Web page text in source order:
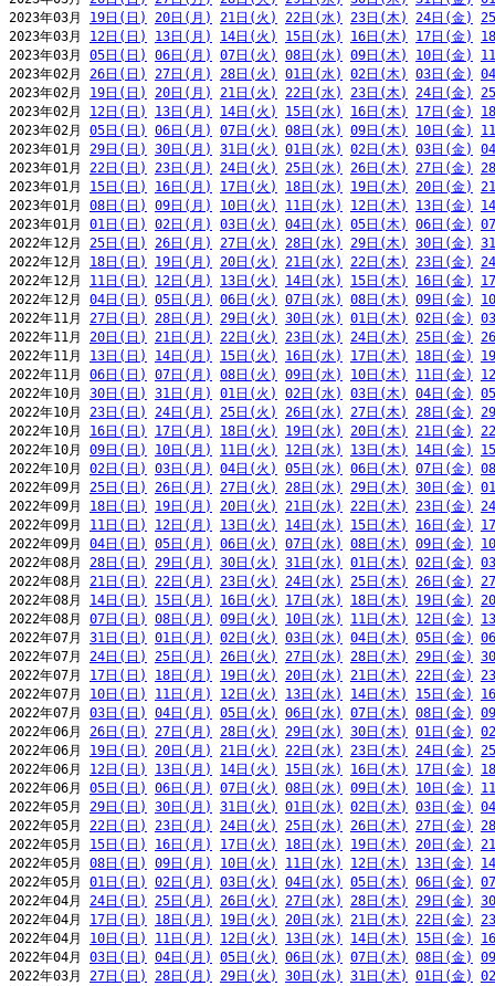
2023年03月 19日(日) 20日(月) 21日(火) 22日(水) 23日(木) 24日(金)
2023年03月 12日(日) 13日(月) 14日(火) 15日(水) 16日(木) 17日(金)
2023年03月 05日(日) 06日(月) 07日(火) 08日(水) 09日(木) 10日(金)
2023年02月 26日(日) 27日(月) 28日(火) 01日(水) 02日(木) 03日(金)
2023年02月 19日(日) 20日(月) 21日(火) 22日(水) 23日(木) 24日(金)
2023年02月 12日(日) 13日(月) 14日(火) 15日(水) 16日(木) 17日(金)
2023年02月 05日(日) 06日(月) 07日(火) 08日(水) 09日(木) 10日(金)
2023年01月 29日(日) 30日(月) 31日(火) 01日(水) 02日(木) 03日(金)
2023年01月 22日(日) 23日(月) 24日(火) 25日(水) 26日(木) 27日(金)
2023年01月 15日(日) 16日(月) 17日(火) 18日(水) 19日(木) 20日(金)
2023年01月 08日(日) 09日(月) 10日(火) 11日(水) 12日(木) 13日(金)
2023年01月 01日(日) 02日(月) 03日(火) 04日(水) 05日(木) 06日(金)
2022年12月 25日(日) 26日(月) 27日(火) 28日(水) 29日(木) 30日(金)
2022年12月 18日(日) 19日(月) 20日(火) 21日(水) 22日(木) 23日(金)
2022年12月 11日(日) 12日(月) 13日(火) 14日(水) 15日(木) 16日(金)
2022年12月 04日(日) 05日(月) 06日(火) 07日(水) 08日(木) 09日(金)
2022年11月 27日(日) 28日(月) 29日(火) 30日(水) 01日(木) 02日(金)
2022年11月 20日(日) 21日(月) 22日(火) 23日(水) 24日(木) 25日(金)
2022年11月 13日(日) 14日(月) 15日(火) 16日(水) 17日(木) 18日(金)
2022年11月 06日(日) 07日(月) 08日(火) 09日(水) 10日(木) 11日(金)
2022年10月 30日(日) 31日(月) 01日(火) 02日(水) 03日(木) 04日(金)
2022年10月 23日(日) 24日(月) 25日(火) 26日(水) 27日(木) 28日(金)
2022年10月 16日(日) 17日(月) 18日(火) 19日(水) 20日(木) 21日(金)
2022年10月 09日(日) 10日(月) 11日(火) 12日(水) 13日(木) 14日(金)
2022年10月 02日(日) 03日(月) 04日(火) 05日(水) 06日(木) 07日(金)
2022年09月 25日(日) 26日(月) 27日(火) 28日(水) 29日(木) 30日(金)
2022年09月 18日(日) 19日(月) 20日(火) 21日(水) 22日(木) 23日(金)
2022年09月 11日(日) 12日(月) 13日(火) 14日(水) 15日(木) 16日(金)
2022年09月 04日(日) 05日(月) 06日(火) 07日(水) 08日(木) 09日(金)
2022年08月 28日(日) 29日(月) 30日(火) 31日(水) 01日(木) 02日(金)
2022年08月 21日(日) 22日(月) 23日(火) 24日(水) 25日(木) 26日(金)
2022年08月 14日(日) 15日(月) 16日(火) 17日(水) 18日(木) 19日(金)
2022年08月 07日(日) 08日(月) 09日(火) 10日(水) 11日(木) 12日(金)
2022年07月 31日(日) 01日(月) 02日(火) 03日(水) 04日(木) 05日(金)
2022年07月 24日(日) 25日(月) 26日(火) 27日(水) 28日(木) 29日(金)
2022年07月 17日(日) 18日(月) 19日(火) 20日(水) 21日(木) 22日(金)
2022年07月 10日(日) 11日(月) 12日(火) 13日(水) 14日(木) 15日(金)
2022年07月 03日(日) 04日(月) 05日(火) 06日(水) 07日(木) 08日(金)
2022年06月 26日(日) 27日(月) 28日(火) 29日(水) 30日(木) 01日(金)
2022年06月 19日(日) 20日(月) 21日(火) 22日(水) 23日(木) 24日(金)
2022年06月 12日(日) 13日(月) 14日(火) 15日(水) 16日(木) 17日(金)
2022年06月 05日(日) 06日(月) 07日(火) 08日(水) 09日(木) 10日(金)
2022年05月 29日(日) 30日(月) 31日(火) 01日(水) 02日(木) 03日(金)
2022年05月 22日(日) 23日(月) 24日(火) 25日(水) 26日(木) 27日(金)
2022年05月 15日(日) 16日(月) 17日(火) 18日(水) 19日(木) 20日(金)
2022年05月 08日(日) 09日(月) 10日(火) 11日(水) 12日(木) 13日(金)
2022年05月 01日(日) 02日(月) 03日(火) 04日(水) 05日(木) 06日(金)
2022年04月 24日(日) 25日(月) 26日(火) 27日(水) 28日(木) 29日(金)
2022年04月 17日(日) 18日(月) 19日(火) 20日(水) 21日(木) 22日(金)
2022年04月 10日(日) 11日(月) 12日(火) 13日(水) 14日(木) 15日(金)
2022年04月 03日(日) 04日(月) 05日(火) 06日(水) 07日(木) 08日(金)
2022年03月 27日(日) 28日(月) 29日(火) 30日(水) 31日(木) 01日(金)